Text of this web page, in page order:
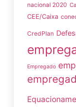
nacional 2020
CEE/Caixa
CredPlan
Empregado